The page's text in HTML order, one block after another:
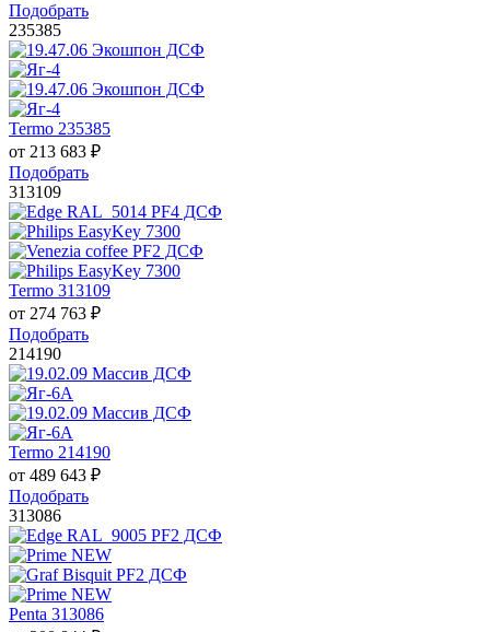
Подобрать
235385
Termo 235385
от 213 683 ₽
Подобрать
313109
Termo 313109
от 274 763 ₽
Подобрать
214190
Termo 214190
от 489 643 ₽
Подобрать
313086
Penta 313086